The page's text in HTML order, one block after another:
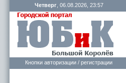
Четверг, 06.08.2026, 23:57
Кнопки авторизации / регистрации